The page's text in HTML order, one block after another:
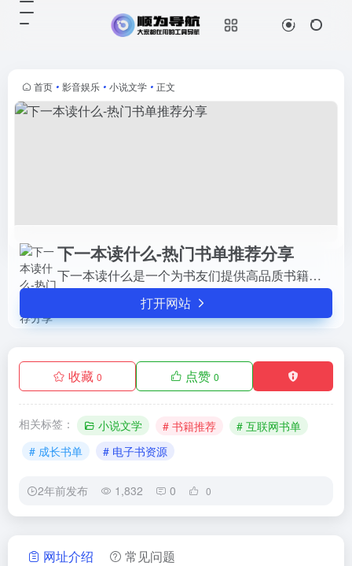
首页 • 影音娱乐 • 小说文学 • 正文
下一本读什么-热门书单推荐分享
下一本读什么是一个为书友们提供高品质书籍推荐网站。我们相信，阅读不仅是一种放松的方式，更是一座随身携带的避难所（正如毛姆所说），它能带给我们内心的充实与宁静。
打开网站
收藏 0 点赞 0
相关标签： 小说文学 # 书籍推荐
# 互联网书单
# 成长书单
# 电子书资源
2年前发布 1,832 0 0
不仅是一种放松的方式，更是一座随
身携带的避难所（正如毛姆所说），
它能带给我们内心的充实与宁静。
网址介绍 常见问题